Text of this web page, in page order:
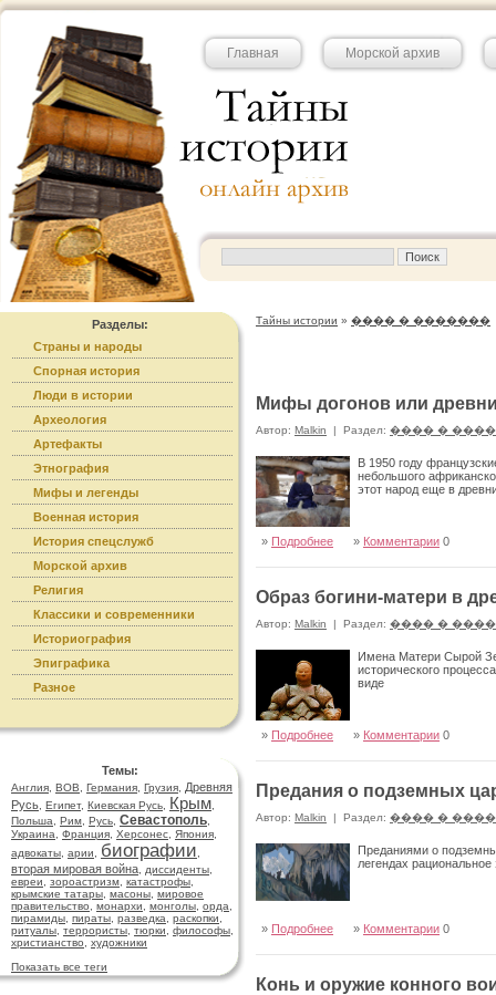
Главная Морской архив
Разделы:
Страны и народы
Спорная история
Люди в истории
Археология
Артефакты
Этнография
Мифы и легенды
Военная история
История спецслужб
Морской архив
Религия
Классики и современники
Историография
Эпиграфика
Разное
Темы:
Англия ВОВ Германия Грузия
Древняя
Русь Египет, Киевская Русь Крым
Польша
Рим Русь Севастополь
Украина
Франция Херсонес Япония
адвокаты арии биографии
вторая мировая война диссиденты
евреи
зороастризм катастрофы
крымские татары масоны мировое
правительство
монархи монголы орда
пирамиды пираты разведка раскопки
ритуалы террористы тюрки философы
христианство
художники
Показать все теги
Тайны истории » ���� � �������
Мифы догонов или
Автор: Malkin | Раздел: ���� �
В 1950 году
небольшого
этот народ еще в
» Подробнее » Комментарии 0
Образ богини-матери в
Автор: Malkin | Раздел: ���� �
Имена Матери Сырой
исторического
виде
» Подробнее » Комментарии 0
Предания о подземных
Автор: Malkin | Раздел: ���� �
Преданиями о
легендах
» Подробнее » Комментарии 0
Конь и оружие конного